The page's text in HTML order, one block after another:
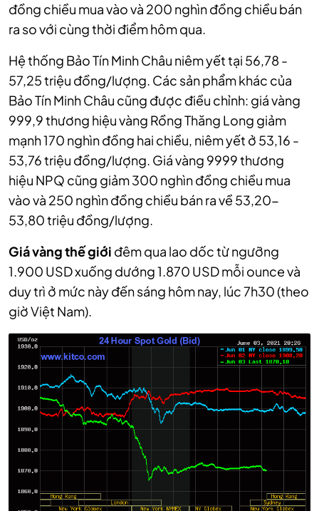
đồng chiều mua vào và 200 nghìn đồng chiều bán
ra so với cùng thời điểm hôm qua.
Hệ thống Bảo Tín Minh Châu niêm yết tại 56,78 -
57,25 triệu đồng/lượng. Các sản phẩm khác của
Bảo TínMinh Châu cũng được điều chỉnh: giá vàng
999,9 thương hiệu vàng Rồng Thăng Long giảm
mạnh 170 nghìn đồng hai chiều, niêm yết ở 53,16 -
53,76 triệu đồng/lượng. Giá vàng 9999 thương
hiệu NPQ cũng giảm 300 nghìn đồng chiều mua
vào và 250 nghìn đồng chiều bán ra về 53,20-
53,80 triệu đồng/lượng.
Giá vàng thế giới đêm qua lao dốc từ ngưỡng
1.900 USD xuống dướng 1.870 USD mỗi ounce và
duy trì ở mức này đến sáng hôm nay, lúc 7h30 (theo
giờ Việt Nam).